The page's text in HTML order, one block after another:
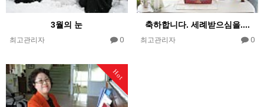
3월의 눈
최고관리자 0
축하합니다. 세례받으심을....
최고관리자 0
Hot